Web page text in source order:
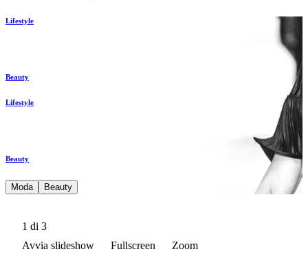
Lifestyle
Beauty
Lifestyle
Beauty
Moda Beauty
1 di 3
Avvia slideshow
Fullscreen Zoom